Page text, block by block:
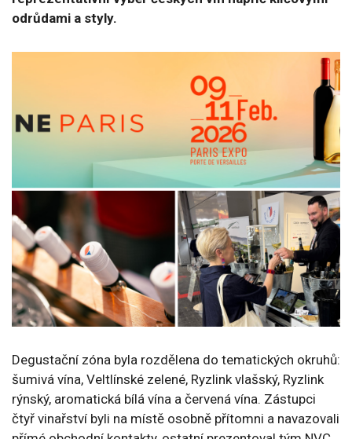
odrůdami a styly.
Degustační zóna byla rozdělena do tematických okruhů:
šumivá vína, Veltlínské zelené, Ryzlink vlašský, Ryzlink
rýnský, aromatická bílá vína a červená vína. Zástupci
čtyř vinařství byli na místě osobně přítomni a navazovali